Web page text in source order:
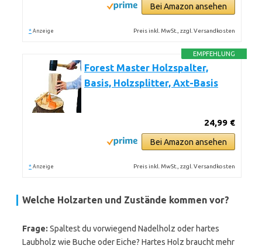
Bei Amazon ansehen
* Anzeige Preis inkl. MwSt., zzgl. Versandkosten
EMPFEHLUNG
Forest Master Holzspalter,
Basis, Holzsplitter, Axt-Basis
24,99 €
Bei Amazon ansehen
* Anzeige Preis inkl. MwSt., zzgl. Versandkosten
Welche Holzarten und Zustände kommen vor?
Frage: Spaltest du vorwiegend Nadelholz oder hartes
Laubholz wie Buche oder Eiche? Hartes Holz braucht mehr